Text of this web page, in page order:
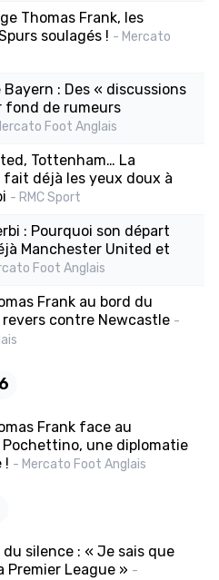
Thomas Frank, les
soulagés ! - Mercato
Bayern : Des « discussions
fond de rumeurs
Foot Anglais
Tottenham… La
fait déjà les yeux doux à
- RMC Sport
: Pourquoi son départ
Manchester United et
Foot Anglais
Frank au bord du
contre Newcastle -
Frank face au
une diplomatie
! - Mercato Foot Anglais
silence : « Je sais que
Premier League » -